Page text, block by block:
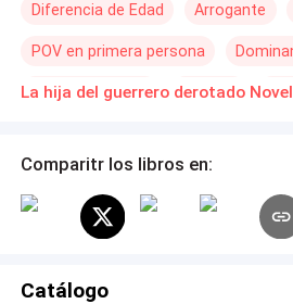
Cuando el Alfa de una manada
una batalla entre Alfas. Ambos la
pero ¿es sólo porque ella es una
claro como pensaba. En lugar de
Cara descubre que ella y su lobo
historia que se sabe que nacieron
obligarla a convertirse en su Luna,
Diferencia de Edad Arrogante
POV en primera persona
Universo Alterno Rebelde
Comparitr los libros en:
Catálogo